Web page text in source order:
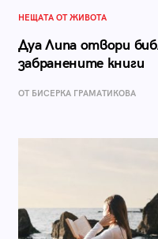
НЕЩАТА ОТ ЖИВОТА
Дуа Липа отвори
забранените книги
ОТ БИСЕРКА ГРАМАТИКОВА